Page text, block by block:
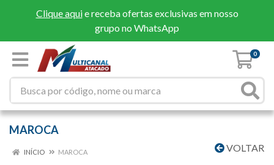
Clique aquie receba ofertas exclusivas em nosso
grupo no WhatsApp
0
MAROCA
VOLTAR
INÍCIO MAROCA